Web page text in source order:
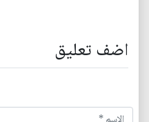
اضف تعليق